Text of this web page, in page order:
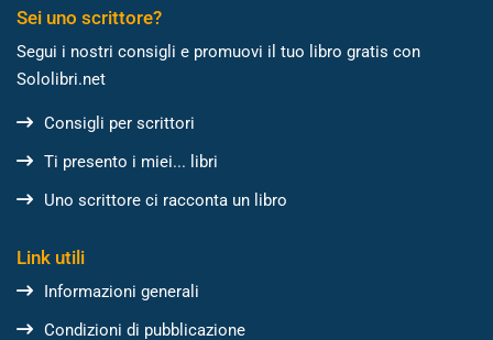
Sei uno scrittore?
Segui i nostri consigli e promuovi il tuo libro gratis con
Sololibri.net
Consigli per scrittori
Ti presento i miei... libri
Uno scrittore ci racconta un libro
Link utili
Informazioni generali
Condizioni di pubblicazione